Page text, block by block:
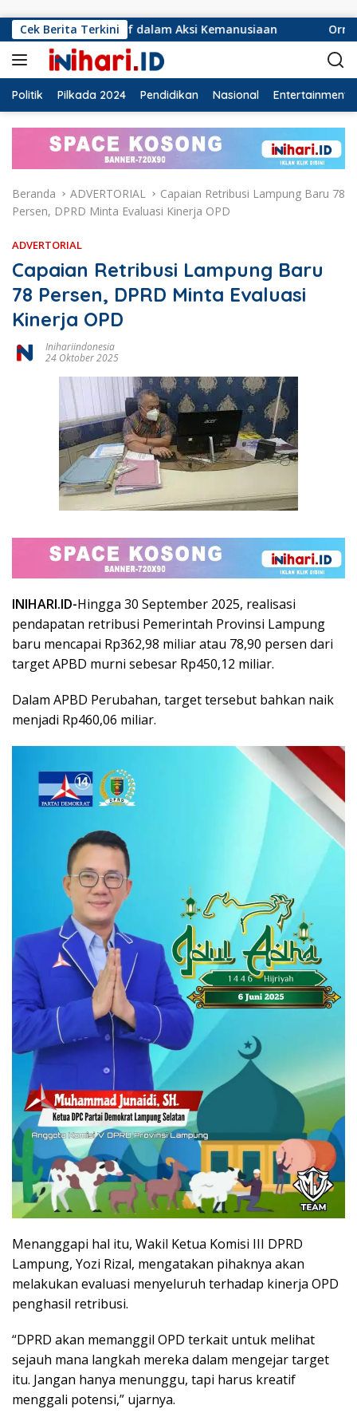
Cek Berita Terkini
dalam Aksi Kemanusiaan Ormas Laskar Lampung
Politik Pilkada 2024 Pendidikan Nasional Entertainment
Beranda ADVERTORIAL
Capaian Retribusi Lampung Baru 78
Persen, DPRD Minta Evaluasi Kinerja OPD
ADVERTORIAL
Capaian Retribusi Lampung Baru
78 Persen, DPRD Minta Evaluasi
Kinerja OPD
Inihariindonesia
24 Oktober 2025
INIHARI.ID-Hingga 30 September 2025, realisasi
pendapatan retribusi Pemerintah Provinsi Lampung
baru mencapai Rp362,98 miliar atau 78,90 persen dari
target APBD murni sebesar Rp450,12 miliar.
Dalam APBD Perubahan, target tersebut bahkan naik
menjadi Rp460,06 miliar.
Menanggapi hal itu, Wakil Ketua Komisi III DPRD
Lampung, Yozi Rizal, mengatakan pihaknya akan
melakukan evaluasi menyeluruh terhadap kinerja OPD
penghasil retribusi.
“DPRD akan memanggil OPD terkait untuk melihat
sejauh mana langkah mereka dalam mengejar target
itu. Jangan hanya menunggu, tapi harus kreatif
menggali potensi,” ujarnya.